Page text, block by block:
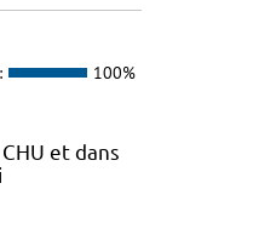
100%
et dans